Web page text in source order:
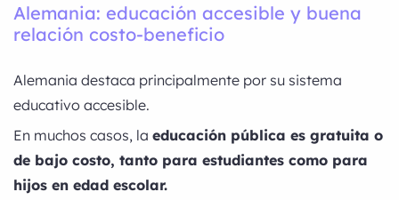
Alemania: educación accesible y buena
relación costo-beneficio
Alemania destaca principalmente por su sistema
educativo accesible.
En muchos casos, la educación pública es gratuita o
de bajo costo, tanto para estudiantes como para
hijos en edad escolar.